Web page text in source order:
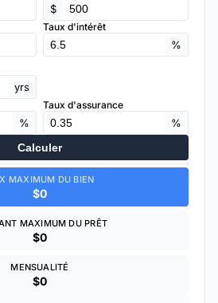
$
Taux d'intérêt
%
yrs
%
Taux d'assurance
%
Calculer
MAXIMUM DU BIEN
$0
MAXIMUM DU PRÊT
$0
MENSUALITÉ
$0